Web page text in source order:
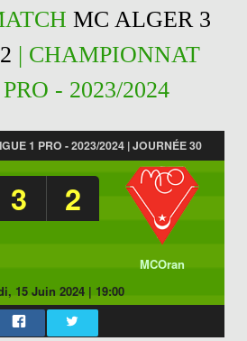
MC ALGER 3
| CHAMPIONNAT
- 2023/2024
1 PRO - 2023/2024 | JOURNÉE 30
3 2
MCOran
15 Juin 2024 | 19:00